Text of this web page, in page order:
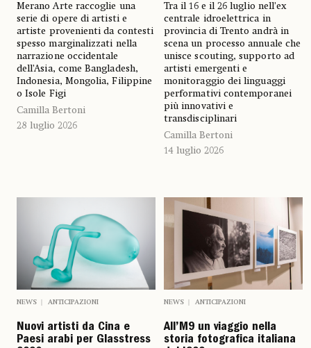
Merano Arte raccoglie una
serie di opere di artisti e
artiste provenienti da contesti
spesso marginalizzati nella
narrazione occidentale
dell’Asia, come Bangladesh,
Indonesia, Mongolia, Filippine
o Isole Figi
Camilla Bertoni
28 luglio 2026
Tra il 16 e il 26 luglio nell’ex
centrale idroelettrica in
provincia di Trento andrà in
scena un processo annuale che
unisce scouting, supporto ad
artisti emergenti e
monitoraggio dei linguaggi
performativi contemporanei
più innovativi e
transdisciplinari
Camilla Bertoni
14 luglio 2026
NEWS ANTICIPAZIONI
Nuovi artisti da Cina e
Paesi arabi per Glasstress
NEWS ANTICIPAZIONI
All’M9 un viaggio nella
storia fotografica italiana